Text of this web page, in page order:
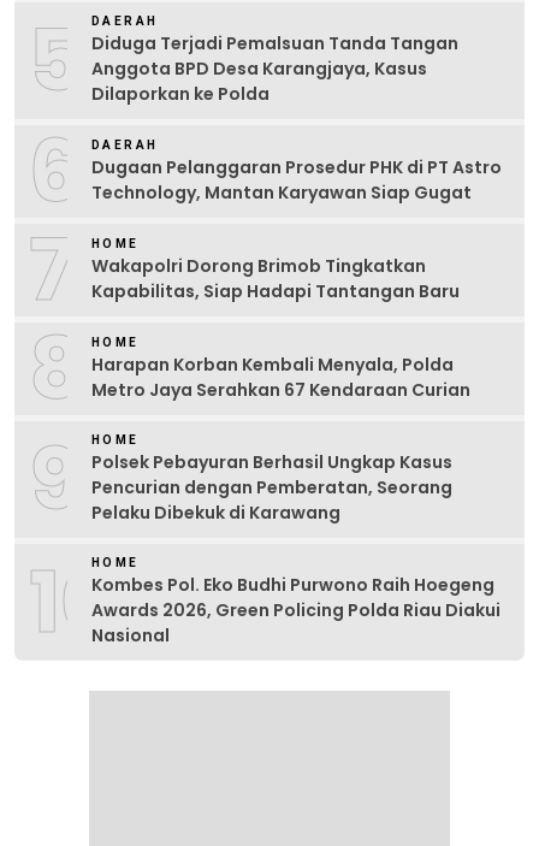
5 DAERAH
Diduga Terjadi Pemalsuan Tanda Tangan
Anggota BPD Desa Karangjaya, Kasus
Dilaporkan ke Polda
6 DAERAH
Dugaan Pelanggaran Prosedur PHK di PT Astro
Technology, Mantan Karyawan Siap Gugat
7 HOME
Wakapolri Dorong Brimob Tingkatkan
Kapabilitas, Siap Hadapi Tantangan Baru
8 HOME
Harapan Korban Kembali Menyala, Polda
Metro Jaya Serahkan 67 Kendaraan Curian
9 HOME
Polsek Pebayuran Berhasil Ungkap Kasus
Pencurian dengan Pemberatan, Seorang
Pelaku Dibekuk di Karawang
10HOME
Kombes Pol. Eko Budhi Purwono Raih Hoegeng
Awards 2026, Green Policing Polda Riau Diakui
Nasional